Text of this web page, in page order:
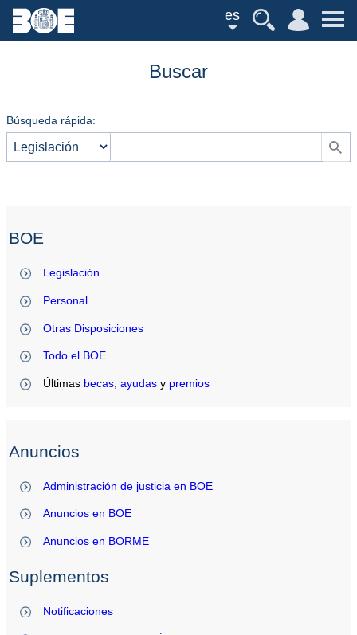
es
Buscar
Búsqueda rápida:
BOE
Legislación
Personal
Otras Disposiciones
Todo el BOE
Últimas becas ,ayudas y premios
Anuncios
Administración de justicia en BOE
Anuncios en BOE
Anuncios en BORME
Suplementos
Notificaciones